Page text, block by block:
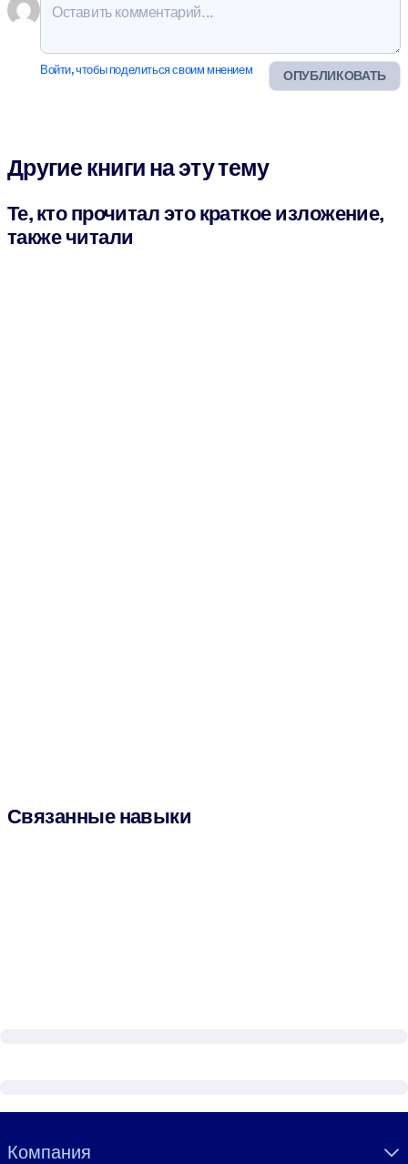
ОПУБЛИКОВАТЬ
Войти, чтобы поделиться своим мнением
Другие книги на эту тему
Те, кто прочитал это краткое изложение,
также читали
Связанные навыки
Visually hidden Text
Компания